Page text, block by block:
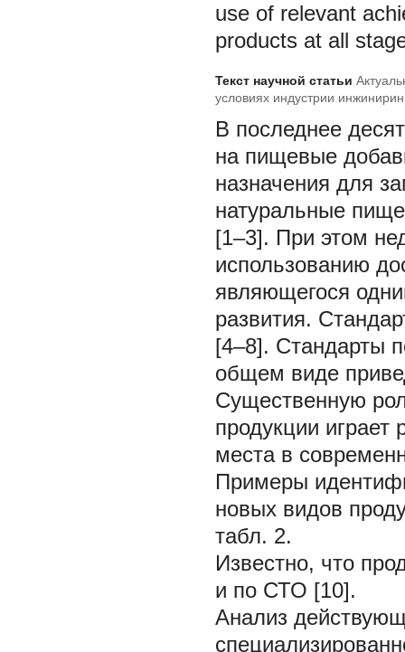
use of relevant
products at all
Текст научной статьи
условиях индустрии
В последнее
на пищевые
назначения для
натуральные
[1–3]. При этом
использованию
являющегося
развития.
[4–8]. Стандарты
общем виде
Существенную
продукции играет
места в
Примеры
новых видов
табл. 2.
Известно, что
и по СТО [10].
Анализ